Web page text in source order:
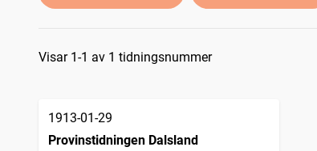
Sökresultat
Visar 1-1 av 1 tidningsnummer
1913-01-29
Provinstidningen Dalsland